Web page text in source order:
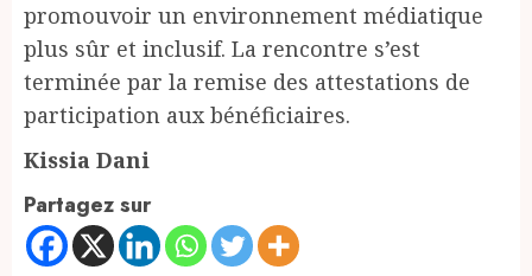
promouvoir un environnement médiatique
plus sûr et inclusif. La rencontre s’est
terminée par la remise des attestations de
participation aux bénéficiaires.
Kissia Dani
Partagez sur